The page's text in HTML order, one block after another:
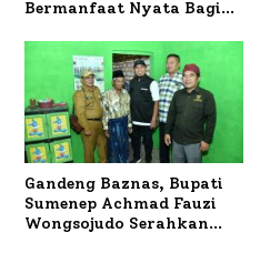
Bermanfaat Nyata Bagi
Sumenep Tinjau Langsung
Budidaya Lele dan Ayam
Petelur di Desa Bataal
Timur
Gandeng Baznas, Bupati
Sumenep Achmad Fauzi
Wongsojudo Serahkan